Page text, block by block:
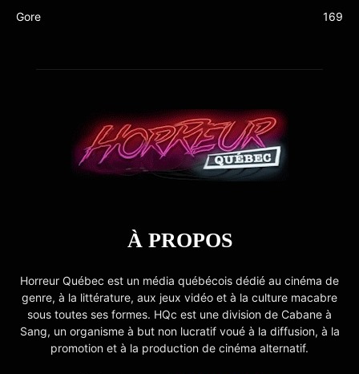
Gore
169
À PROPOS
Horreur Québec est un média québécois dédié au cinéma de
genre, à la littérature, aux jeux vidéo et à la culture macabre
sous toutes ses formes. HQc est une division de Cabane à
Sang, un organisme à but non lucratif voué à la diffusion, à la
promotion et à la production de cinéma alternatif.